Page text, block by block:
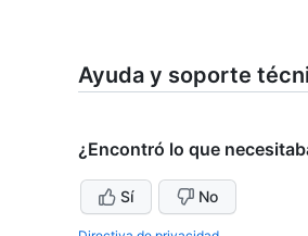
Ayuda y soporte
¿Encontró lo que
Sí No